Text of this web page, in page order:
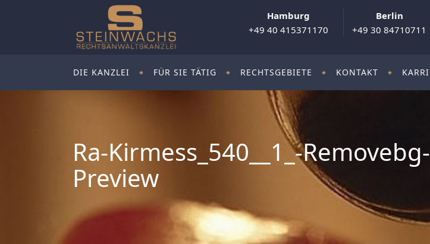
Hamburg
+49 40 415371170
Berlin
+49 30 84710711
DIE KANZLEI FÜR SIE TÄTIG RECHTSGEBIETE KONTAKT
Ra-Kirmess_540__1_-Removebg-
Preview